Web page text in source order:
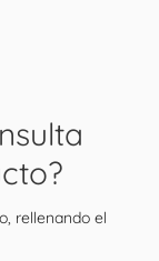
rellenando el